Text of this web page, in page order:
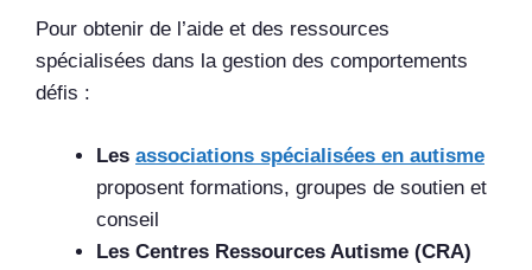
Pour obtenir de l’aide et des ressources
spécialisées dans la gestion des comportements
défis :
Les associations spécialisées en autisme
proposent formations, groupes de soutien et
conseil
Les Centres Ressources Autisme (CRA)